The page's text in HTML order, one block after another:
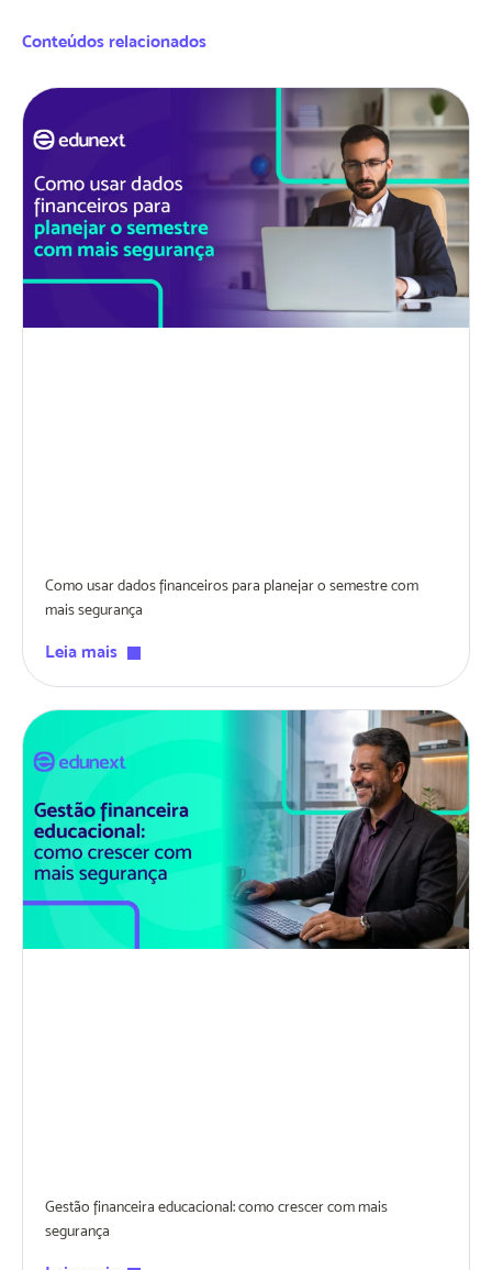
Conteúdos relacionados
Como usar dados financeiros para planejar o semestre com
mais segurança
Leia mais
Gestão financeira educacional: como crescer com mais
segurança